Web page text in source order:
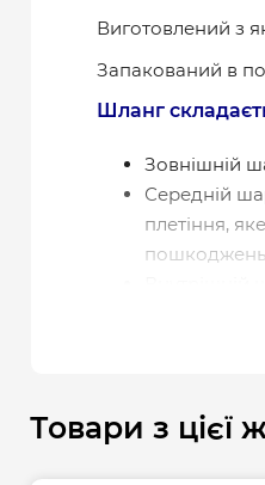
Виготовлений з
Запакований в
Шланг
Зовнішній
Середній
плетіння,
Робочий
Товари з цієї ж